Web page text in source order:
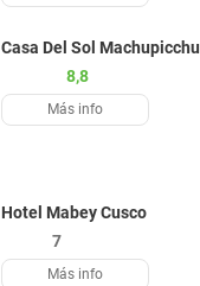
Casa Del Sol Machupicchu
8,8
Más info
Hotel Mabey Cusco
7
Más info